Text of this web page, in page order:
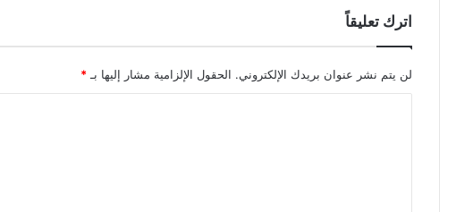
اترك تعليقاً
لن يتم نشر عنوان بريدك الإلكتروني. الحقول الإلزامية مشار إليها بـ *